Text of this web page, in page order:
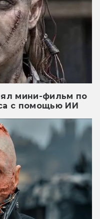
мини-фильм по
с помощью ИИ